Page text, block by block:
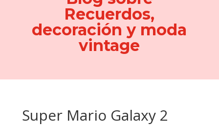
Recuerdos,
decoración y moda
vintage
Super Mario Galaxy 2